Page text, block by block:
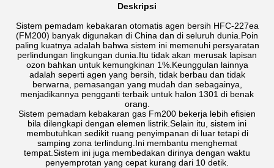
Deskripsi
Sistem pemadam kebakaran otomatis agen bersih HFC-227ea
(FM200) banyak digunakan di China dan di seluruh dunia.Poin
paling kuatnya adalah bahwa sistem ini memenuhi persyaratan
perlindungan lingkungan dunia.Itu tidak akan merusak lapisan
ozon bahkan untuk kemungkinan 1%.Keunggulan lainnya
adalah seperti agen yang bersih, tidak berbau dan tidak
berwarna, pemasangan yang mudah dan sebagainya,
menjadikannya pengganti terbaik untuk halon 1301 di benak
orang.
Sistem pemadam kebakaran gas Fm200 bekerja lebih efisien
bila dilengkapi dengan elemen listrik.Selain itu, sistem ini
membutuhkan sedikit ruang penyimpanan di luar tetapi di
samping zona terlindung.Ini membantu menghemat
tempat.Sistem ini juga membedakan dirinya dengan waktu
penyemprotan yang cepat kurang dari 10 detik.